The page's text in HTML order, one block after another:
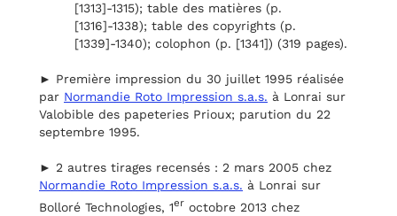
[1313]-1315); table des matières (p.
[1316]-1338); table des copyrights (p.
[1339]-1340); colophon (p. [1341]) (319 pages).
► Première impression du 30 juillet 1995 réalisée
par Normandie Roto Impression s.a.s. à Lonrai sur
Valobible des papeteries Prioux; parution du 22
septembre 1995.
► 2 autres tirages recensés : 2 mars 2005 chez
Normandie Roto Impression s.a.s. à Lonrai sur
Bolloré Technologies, 1er octobre 2013 chez